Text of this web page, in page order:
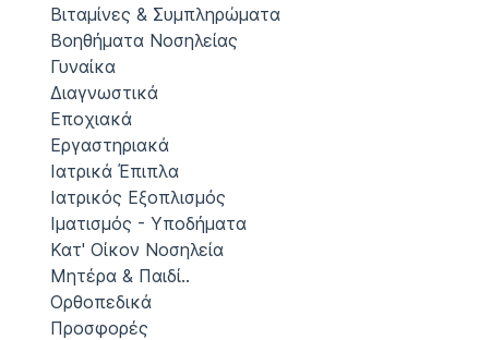
Βιταμίνες & Συμπληρώματα
Βοηθήματα Νοσηλείας
Γυναίκα
Διαγνωστικά
Εποχιακά
Εργαστηριακά
Ιατρικά Έπιπλα
Ιατρικός Εξοπλισμός
Ιματισμός - Υποδήματα
Κατ' Οίκον Νοσηλεία
Μητέρα & Παιδί..
Ορθοπεδικά
Προσφορές